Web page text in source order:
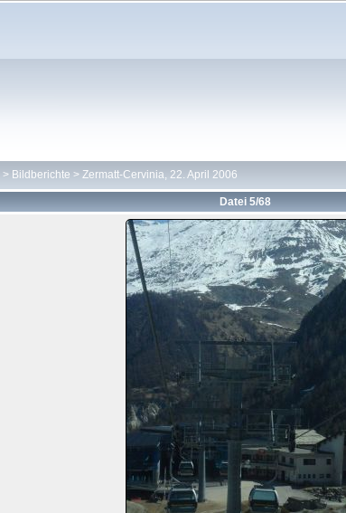
> Bildberichte > Zermatt-Cervinia, 22. April 2006
Datei 5/68